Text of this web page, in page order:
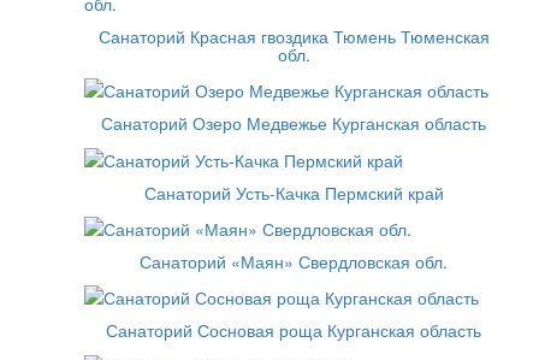
Санаторий Красная гвоздика Тюмень Тюменская
обл.
Санаторий Озеро Медвежье Курганская область
Санаторий Усть-Качка Пермский край
Санаторий «Маян» Свердловская обл.
Санаторий Сосновая роща Курганская область